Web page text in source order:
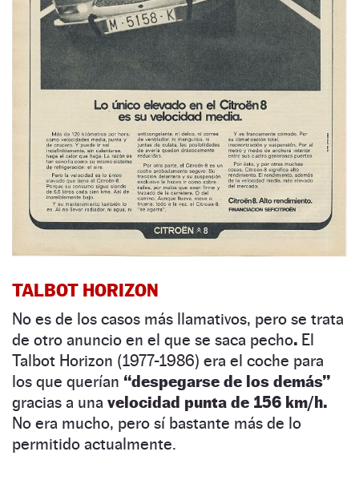
TALBOT HORIZON
No es de los casos más llamativos, pero se trata
de otro anuncio en el que se saca pecho. El
Talbot Horizon (1977-1986) era el coche para
los que querían “despegarse de los demás”
gracias a una velocidad punta de 156 km/h.
No era mucho, pero sí bastante más de lo
permitido actualmente.